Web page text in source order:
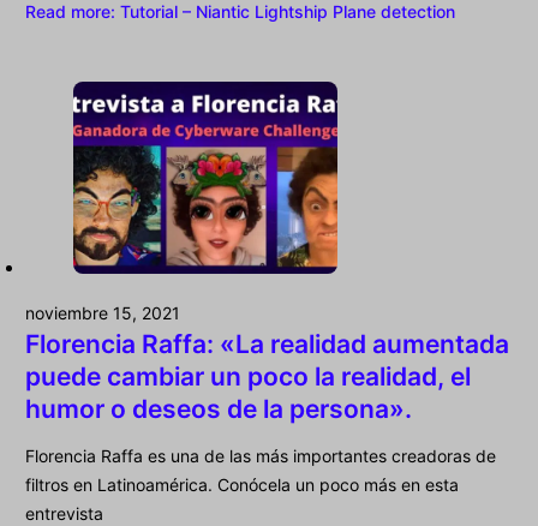
Read more: Tutorial – Niantic Lightship Plane detection
noviembre 15, 2021
Florencia Raffa: «La realidad aumentada
puede cambiar un poco la realidad, el
humor o deseos de la persona».
Florencia Raffa es una de las más importantes creadoras de
filtros en Latinoamérica. Conócela un poco más en esta
entrevista